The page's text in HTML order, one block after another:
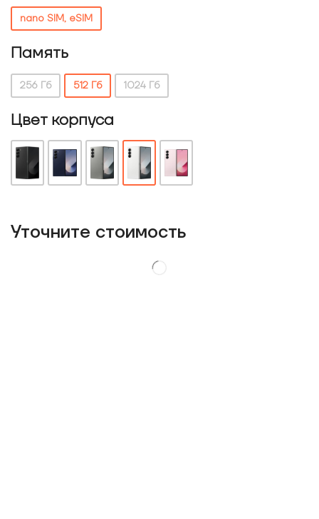
nano SIM, eSIM
Память
256 Гб 512 Гб 1024 Гб
Цвет корпуса
Уточнитe стоимость